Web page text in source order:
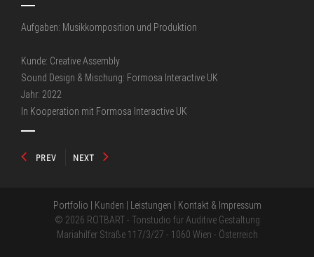
Aufgaben: Musikkomposition und Produktion
Kunde: Creative Assembly
Sound Design & Mischung: Formosa Interactive UK
Jahr: 2022
In Kooperation mit Formosa Interactive UK
PREV NEXT
Portfolio | Kunden | Leistungen | Kontakt & Impressum
© 2026 ROTBART - Tonstudio für Auditive Gestaltung
Mariahilfer Straße 117/3/27 - 1060 Wien - Österreich